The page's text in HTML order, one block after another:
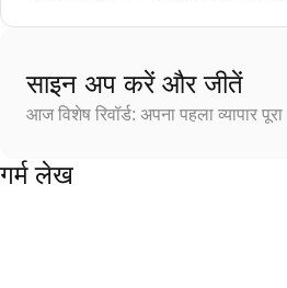
साइन अप करें और जीतें
आज विशेष रिवॉर्ड: अपना पहला व्यापार
गर्म लेख